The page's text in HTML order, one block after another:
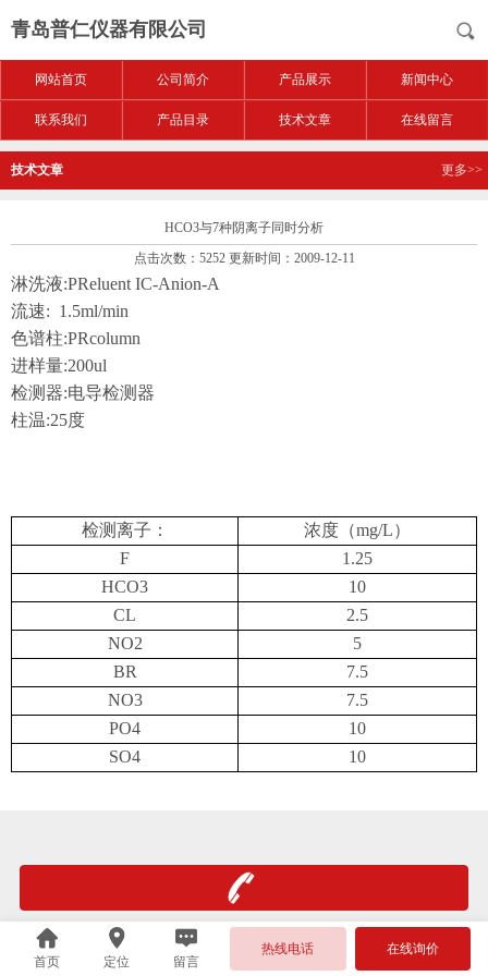
青岛普仁仪器有限公司
网站首页 公司简介 产品展示 新闻中心
联系我们 产品目录 技术文章 在线留言
技术文章 更多>>
HCO3与7种阴离子同时分析
点击次数：5252 更新时间：2009-12-11
淋洗液:PReluent IC-Anion-A
流速: 1.5ml/min
色谱柱:PRcolumn
进样量:200ul
检测器:电导检测器
柱温:25度
检测离子：
浓度（mg/L）
F
1.25
HCO3
10
CL
2.5
NO2
5
BR
7.5
NO3
7.5
PO4
10
SO4
10
首页 定位 留言
热线电话 在线询价